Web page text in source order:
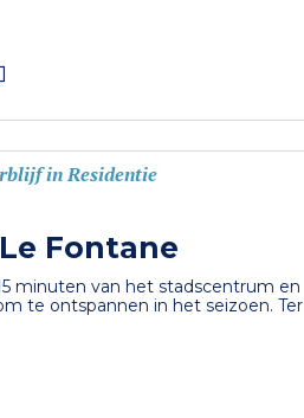
in Residentie
Fontane
minuten van het stadscentrum en
te ontspannen in het seizoen. Ter